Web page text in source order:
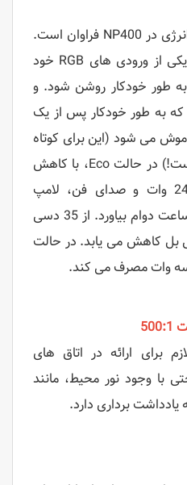
ویژگی های صرفه جویی در انرژی در NP400 فراوان است.
هنگامی که سیگنالی را در یکی از ورودی های RGB خود
طور خودکار روشن شود. و
به طور خودکار پس از یک
می شود (این برای کوتاه
نگه داشتن جلسات عالی است!) در حالت Eco، با کاهش
مصرف برق از 295 به 240 وات و صدای فن، لامپ
پروژکتور می تواند تا 4000 ساعت دوام بیاورد. از 35 دسی
واقعی 29 دسی بل کاهش می یابد. در حالت
سه وات مصرف می کند.
برای ارائه در اتاق های
با وجود نور محیط، مانند
برداری دارد.